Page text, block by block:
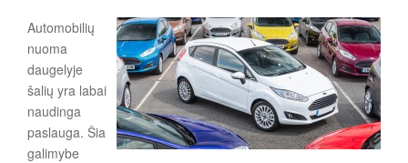
g
a
t
i
o
n
Automobilių
nuoma
daugelyje
šalių yra labai
naudinga
paslauga. Šia
galimybe